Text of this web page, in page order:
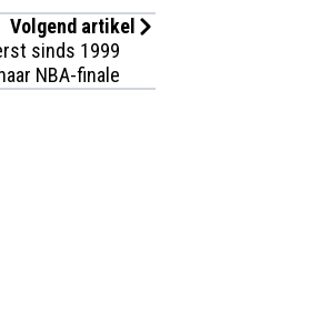
Volgend artikel
sinds 1999
NBA-finale